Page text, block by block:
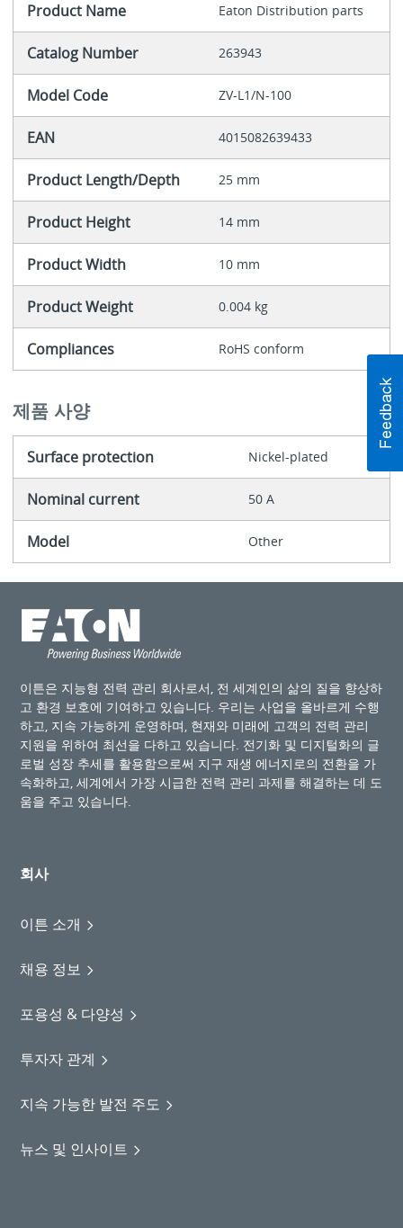
Product Name Eaton Distribution parts
Catalog Number 263943
Model Code ZV-L1/N-100
EAN 4015082639433
Product Length/Depth 25 mm
Product Height 14 mm
Product Width 10 mm
Product Weight 0.004 kg
Compliances RoHS conform
제품 사양
Surface protection Nickel-plated
Nominal current 50 A
Model Other
이튼은 지능형 전력 관리 회사로서, 전 세계인의 삶의 질을 향상하
고 환경 보호에 기여하고 있습니다. 우리는 사업을 올바르게 수행
하고, 지속 가능하게 운영하며, 현재와 미래에 고객의 전력 관리
지원을 위하여 최선을 다하고 있습니다. 전기화 및 디지털화의 글
로벌 성장 추세를 활용함으로써 지구 재생 에너지로의 전환을 가
속화하고, 세계에서 가장 시급한 전력 관리 과제를 해결하는 데 도
움을 주고 있습니다.
회사
이튼 소개
채용 정보
포용성 & 다양성
투자자 관계
지속 가능한 발전 주도
뉴스 및 인사이트